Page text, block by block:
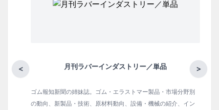
< >
月刊ラバーインダストリー／単品
ゴム報知新聞の姉妹誌。ゴム・エラストマー製品・市場分野別
の動向、新製品・技術、原材料動向、設備・機械の紹介、イン